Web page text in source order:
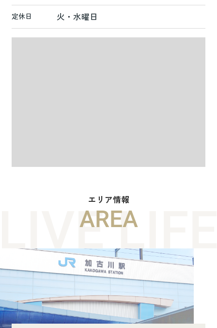
定休日 火・水曜日
エリア情報
AREA